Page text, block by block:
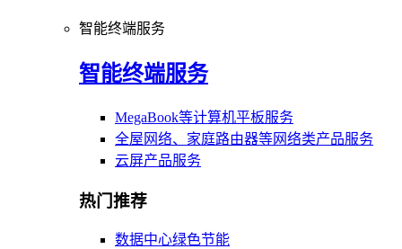
智能终端服务
智能终端服务
MegaBook等计算机平板服务
全屋网络、家庭路由器等网络类产品服务
云屏产品服务
热门推荐
数据中心绿色节能